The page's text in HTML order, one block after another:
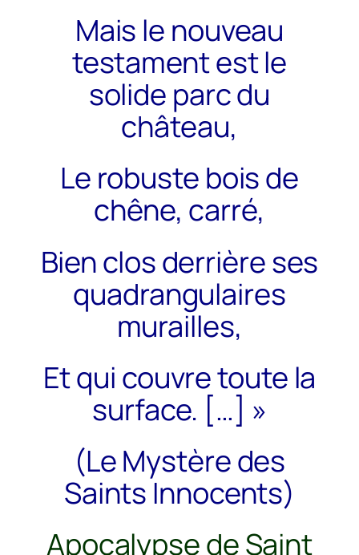
Mais le nouveau
testament est le
solide parc du
château,
Le robuste bois de
chêne, carré,
Bien clos derrière ses
quadrangulaires
murailles,
Et qui couvre toute la
surface. […] »
(Le Mystère des
Saints Innocents)
Apocalypse de Saint